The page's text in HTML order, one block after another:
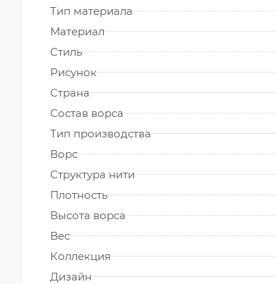
Тип материала
Материал
Стиль
Рисунок
Страна
Состав ворса
Тип производства
Ворс
Структура нити
Плотность
Высота ворса
Вес
Коллекция
Дизайн